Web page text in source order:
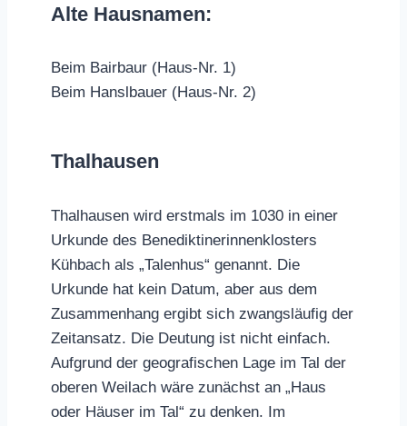
Alte Hausnamen:
Beim Bairbaur (Haus-Nr. 1)
Beim Hanslbauer (Haus-Nr. 2)
Thalhausen
Thalhausen wird erstmals im 1030 in einer
Urkunde des Benediktinerinnenklosters
Kühbach als „Talenhus“ genannt. Die
Urkunde hat kein Datum, aber aus dem
Zusammenhang ergibt sich zwangsläufig der
Zeitansatz. Die Deutung ist nicht einfach.
Aufgrund der geografischen Lage im Tal der
oberen Weilach wäre zunächst an „Haus
oder Häuser im Tal“ zu denken. Im